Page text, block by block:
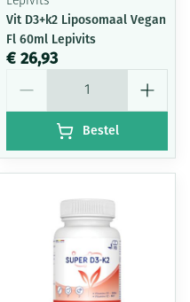
Vit D3+k2 Liposomaal Vegan
Fl 60ml Lepivits
€ 26,93
Bestel